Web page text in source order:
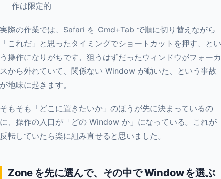
作は限定的
実際の作業では、Safari を Cmd+Tab で順に切り替えながら
「これだ」と思ったタイミングでショートカットを押す、とい
う操作になりがちです。狙うはずだったウィンドウがフォーカ
スから外れていて、関係ない Window が動いた、という事故
が地味に起きます。
そもそも「どこに置きたいか」のほうが先に決まっているの
に、操作の入口が「どの Window か」になっている。これが
反転していたら楽に組み直せると思いました。
Zone を先に選んで、その中で Window を選ぶ